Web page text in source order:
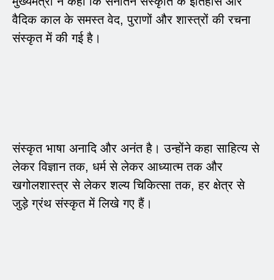
वैदिक काल के समस्त वेद, पुराणों और शास्त्रों की रचना
संस्कृत में की गई है।
संस्कृत भाषा अनादि और अनंत है। उन्होंने कहा साहित्य से
लेकर विज्ञान तक, धर्म से लेकर आध्यात्म तक और
खगोलशास्त्र से लेकर शल्य चिकित्सा तक, हर क्षेत्र से
जुड़े ग्रंथ संस्कृत में लिखे गए हैं।